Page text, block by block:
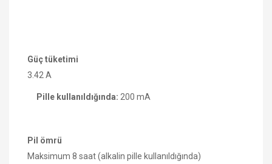
Güç tüketimi
3.42 A
Pille kullanıldığında: 200 mA
Pil ömrü
Maksimum 8 saat (alkalin pille kullanıldığında)